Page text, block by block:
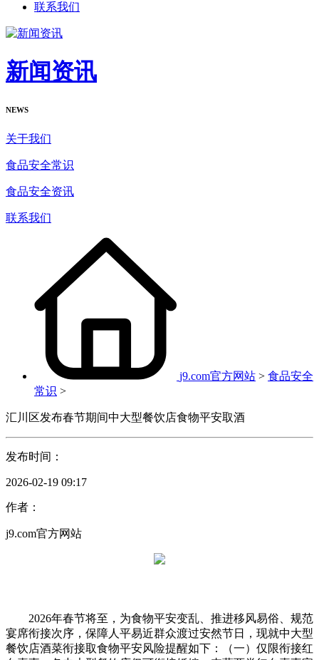
联系我们
新闻资讯
NEWS
关于我们
食品安全常识
食品安全资讯
联系我们
j9.com官方网站 > 食品安全
常识 >
汇川区发布春节期间中大型餐饮店食物平安取酒
发布时间：
2026-02-19 09:17
作者：
j9.com官方网站
2026年春节将至，为食物平安变乱、推进移风易俗、规范
宴席衔接次序，保障人平易近群众渡过安然节日，现就中大型
餐饮店酒菜衔接取食物平安风险提醒如下：（一）仅限衔接红